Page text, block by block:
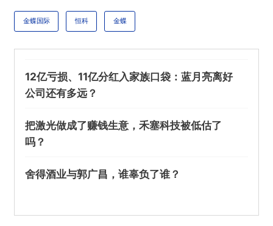
金蝶国际 恒科 金蝶
12亿亏损、11亿分红入家族口袋：蓝月亮离好
公司还有多远？
把激光做成了赚钱生意，禾塞科技被低估了
吗？
舍得酒业与郭广昌，谁辜负了谁？